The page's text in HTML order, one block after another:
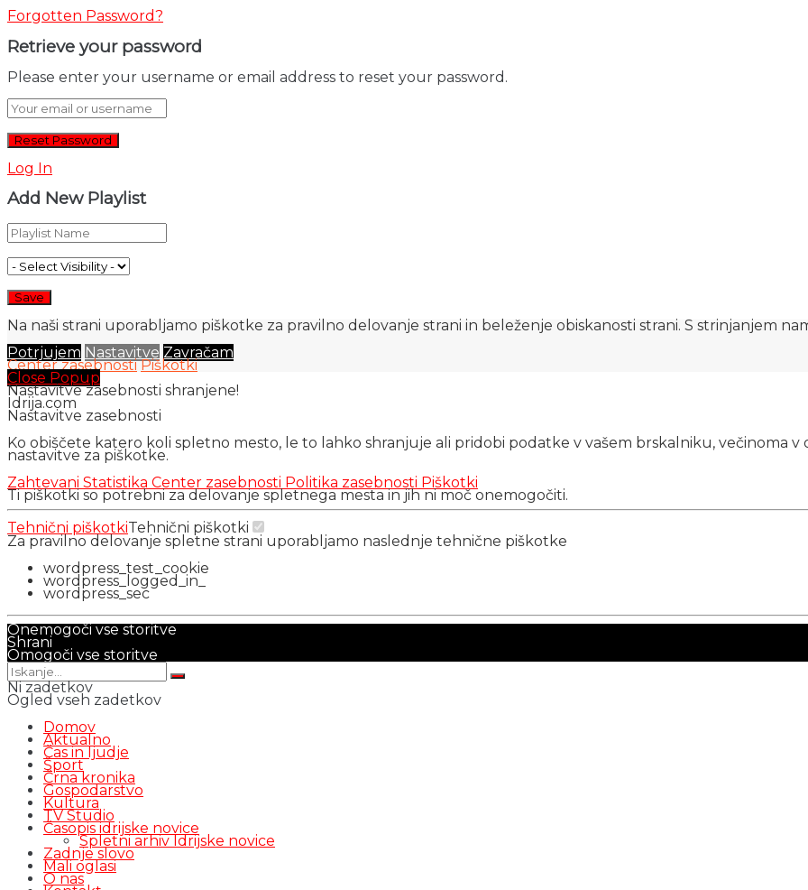
Forgotten Password?
Retrieve your password
Please enter your username or email address to reset your password.
Log In
Add New Playlist
Na naši strani uporabljamo piškotke za pravilno delovanje strani in beleženje obiskanosti strani. S strinjanjem
Potrjujem Nastavitve Zavračam
Center zasebnosti Piškotki
Close Popup
Nastavitve zasebnosti shranjene!
Idrija.com
Nastavitve zasebnosti
Ko obiščete katero koli spletno mesto, le to lahko shranjuje ali pridobi podatke v vašem brskalniku, večinoma v
nastavitve za piškotke.
Zahtevani Statistika Center zasebnosti Politika zasebnosti Piškotki
Ti piškotki so potrebni za delovanje spletnega mesta in jih ni moč onemogočiti.
Tehnični piškotkiTehnični piškotki
Za pravilno delovanje spletne strani uporabljamo naslednje tehnične piškotke
wordpress_test_cookie
wordpress_logged_in_
wordpress_sec
Onemogoči vse storitve
Shrani
Omogoči vse storitve
Ni zadetkov
Ogled vseh zadetkov
Domov
Aktualno
Čas in ljudje
Šport
Črna kronika
Gospodarstvo
Kultura
TV Studio
Časopis idrijske novice
Spletni arhiv Idrijske novice
Zadnje slovo
Mali oglasi
O nas